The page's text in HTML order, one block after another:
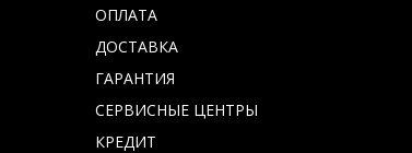
ОПЛАТА
ДОСТАВКА
ГАРАНТИЯ
СЕРВИСНЫЕ ЦЕНТРЫ
КРЕДИТ